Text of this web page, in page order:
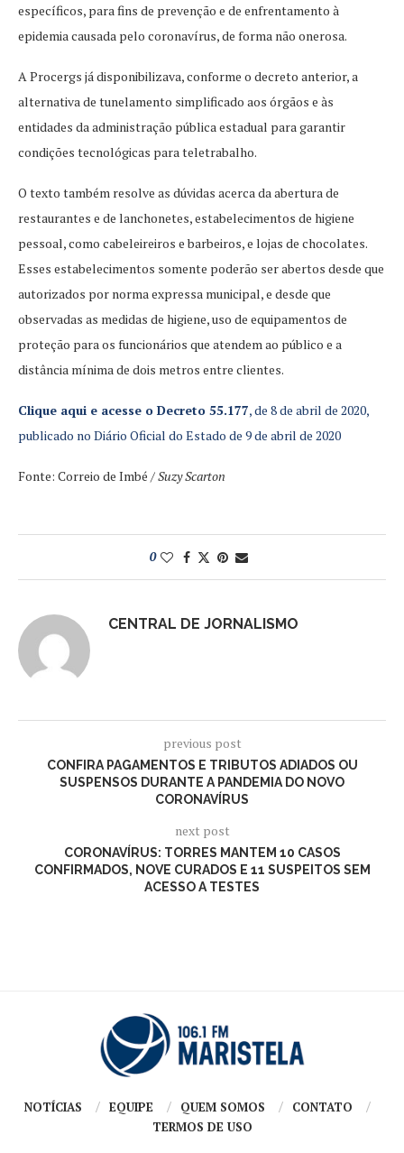
específicos, para fins de prevenção e de enfrentamento à
epidemia causada pelo coronavírus, de forma não onerosa.
A Procergs já disponibilizava, conforme o decreto anterior, a
alternativa de tunelamento simplificado aos órgãos e às
entidades da administração pública estadual para garantir
condições tecnológicas para teletrabalho.
O texto também resolve as dúvidas acerca da abertura de
restaurantes e de lanchonetes, estabelecimentos de higiene
pessoal, como cabeleireiros e barbeiros, e lojas de chocolates.
Esses estabelecimentos somente poderão ser abertos desde que
autorizados por norma expressa municipal, e desde que
observadas as medidas de higiene, uso de equipamentos de
proteção para os funcionários que atendem ao público e a
distância mínima de dois metros entre clientes.
Clique aqui e acesse o Decreto 55.177, de 8 de abril de 2020,
publicado no Diário Oficial do Estado de 9 de abril de 2020
Fonte: Correio de Imbé /Suzy Scarton
0
CENTRAL DE JORNALISMO
previous post
CONFIRA PAGAMENTOS E TRIBUTOS ADIADOS OU
SUSPENSOS DURANTE A PANDEMIA DO NOVO
CORONAVÍRUS
next post
CORONAVÍRUS: TORRES MANTEM 10 CASOS
CONFIRMADOS, NOVE CURADOS E 11 SUSPEITOS SEM
ACESSO A TESTES
NOTÍCIAS EQUIPE QUEM SOMOS
CONTATO
TERMOS DE USO